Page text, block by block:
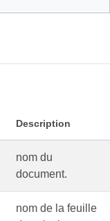
Description
nom du
document.
nom de la feuille